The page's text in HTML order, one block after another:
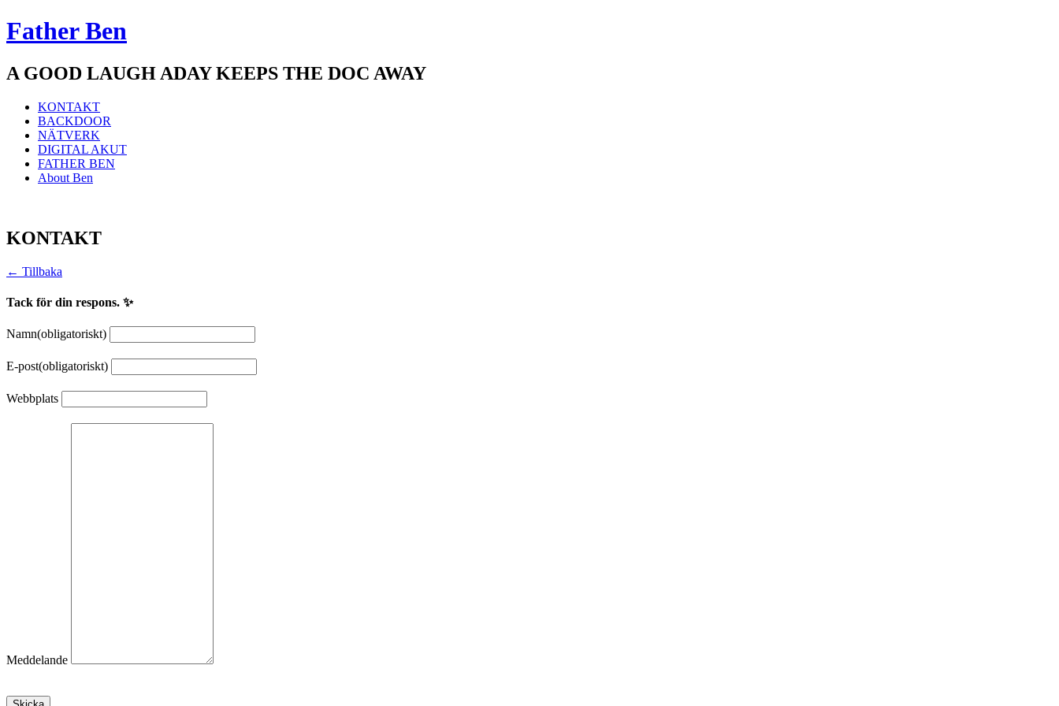
Father Ben
A GOOD LAUGH ADAY KEEPS THE DOC AWAY
Meny
Hoppa
innehåll
KONTAKT
BACKDOOR
NÄTVERK
DIGITAL AKUT
FATHER BEN
About Ben
KONTAKT
← Tillbaka
Tack för din respons. ✨
Namn(obligatoriskt)
E-post(obligatoriskt)
Webbplats
Meddelande